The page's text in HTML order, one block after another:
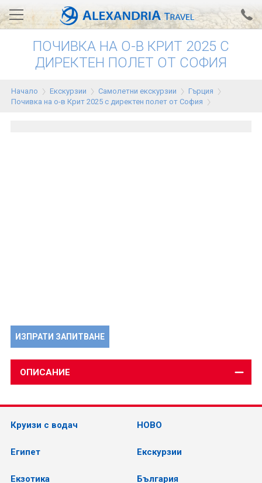
Вход за агенти Проверка на резервация
Тунис
ПОЧИВКА НА О-В КРИТ 2025 С
ДИРЕКТЕН ПОЛЕТ ОТ СОФИЯ
Начало Екскурзии Самолетни екскурзии
Гърция
Почивка на о-в Крит 2025 с директен полет от София
ИЗПРАТИ ЗАПИТВАНЕ
ОПИСАНИЕ
Круизи с водач НОВО
Египет Екскурзии
Екзотика България